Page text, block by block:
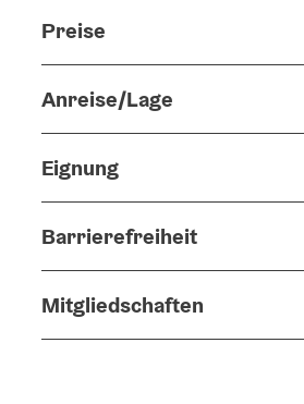
Preise
Anreise/Lage
Eignung
Barrierefreiheit
Mitgliedschaften